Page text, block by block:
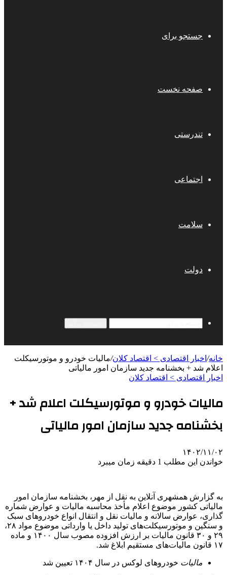
جستجو برای
صفحه نخست
تندرستی
اجتماعی
سلامت
دولت
خانه/ اخبار اقتصادی > اقتصاد كلان/مالیات خودرو و موتورسیکلت
اعلام شد + بخشنامه جدید سازمان امور مالیاتی
اخبار اقتصادی > اقتصاد كلان
مالیات خودرو و موتورسیکلت اعلام شد +
بخشنامه جدید سازمان امور مالیاتی
۱۴۰۲/۱۱/۰۲
خواندن این مطلب 1 دقیقه زمان میبرد
به گزارش همشهری آنلاین به نقل از مهر، بخشنامه سازمان امور
مالیاتی کشور موضوع اعلام مأخذ محاسبه مالیات و عوارض شماره
گذاری، عوارض سالانه و مالیات نقل و انتقال انواع خودروهای سبک
و سنگین و موتورسیکلت‌های تولید داخل یا وارداتی موضوع مواد ۲۸،
۲۹ و ۳۰ قانون مالیات بر ارزش افزوده مصوب سال ۱۴۰۰ و ماده
۱۷ قانون مالیات‌های مستقیم ابلاغ شد.
مالیات خودروهای لوکس در سال ۱۴۰۴ تعیین شد